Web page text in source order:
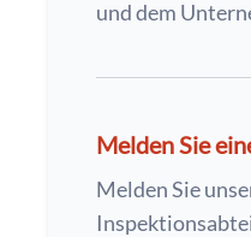
und dem
Melden Sie
Melden Sie